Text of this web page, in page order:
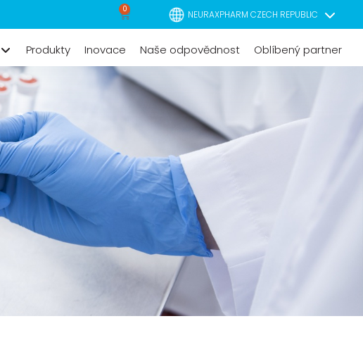
0 NEURAXPHARM CZECH REPUBLIC
Produkty Inovace Naše odpovědnost Oblíbený partner